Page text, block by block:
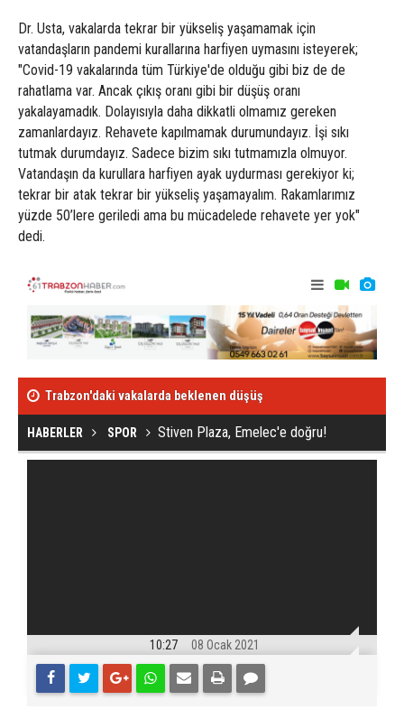
Dr. Usta, vakalarda tekrar bir yükseliş yaşamamak için
vatandaşların pandemi kurallarına harfiyen uymasını isteyerek;
"Covid-19 vakalarında tüm Türkiye'de olduğu gibi biz de de
rahatlama var. Ancak çıkış oranı gibi bir düşüş oranı
yakalayamadık. Dolayısıyla daha dikkatli olmamız gereken
zamanlardayız. Rehavete kapılmamak durumundayız. İşi sıkı
tutmak durumdayız. Sadece bizim sıkı tutmamızla olmuyor.
Vatandaşın da kurullara harfiyen ayak uydurması gerekiyor ki;
tekrar bir atak tekrar bir yükseliş yaşamayalım. Rakamlarımız
yüzde 50’lere geriledi ama bu mücadelede rehavete yer yok"
dedi.
Stiven Plaza, Emelec'e doğru!
HABERLER SPOR Stiven Plaza, Emelec'e doğru!
10:27 08 Ocak 2021